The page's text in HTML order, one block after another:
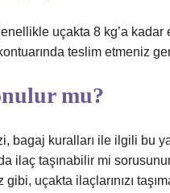
uçakta 8 kg’a kadar
teslim etmeniz
mu?
bagaj kuralları ile ilgili bu
​​ilaç taşınabilir mi
uçakta ilaçlarınızı